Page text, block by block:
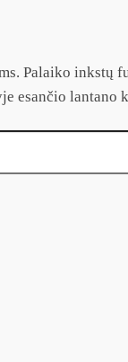
Palaiko
esančio